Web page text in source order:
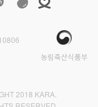
농림축산식품부
2018 KARA.